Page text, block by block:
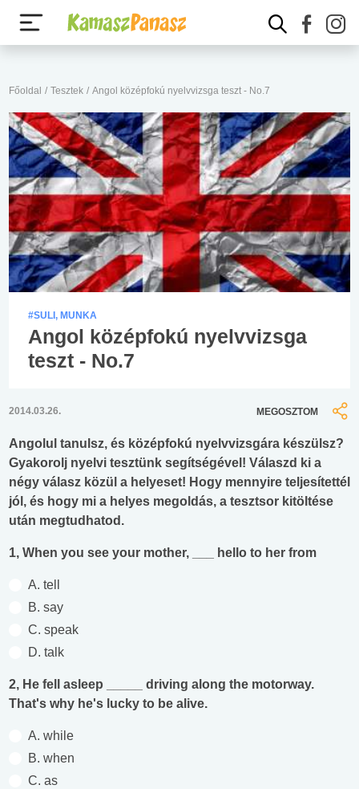
Főoldal / Tesztek / Angol középfokú nyelvvizsga teszt - No.7
#SULI, MUNKA
Angol középfokú nyelvvizsga
teszt - No.7
2014.03.26. MEGOSZTOM
Angolul tanulsz, és középfokú nyelvvizsgára készülsz?
Gyakorolj nyelvi tesztünk segítségével! Válaszd ki a
négy válasz közül a helyeset! Hogy mennyire teljesítettél
jól, és hogy mi a helyes megoldás, a tesztsor kitöltése
után megtudhatod.
1, When you see your mother, ___ hello to her from
A. tell
B. say
C. speak
D. talk
2, He fell asleep _____ driving along the motorway.
That's why he's lucky to be alive.
A. while
B. when
C. as